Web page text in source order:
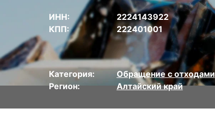
ИНН:
2224143922
КПП:
222401001
Категория: Обращение с отходами
Регион:
Алтайский край